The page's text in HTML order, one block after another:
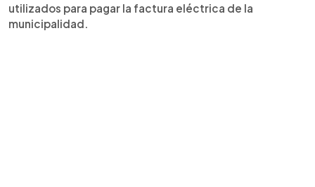
utilizados para pagar la factura eléctrica de la
municipalidad.